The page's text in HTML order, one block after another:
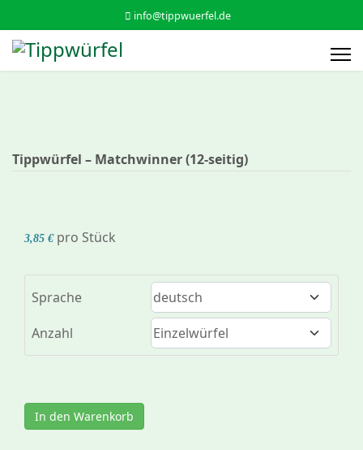
info@tippwuerfel.de
Tippwürfel – Matchwinner (12‑seitig)
3,85 € pro Stück
Sprache
Anzahl
In den Warenkorb